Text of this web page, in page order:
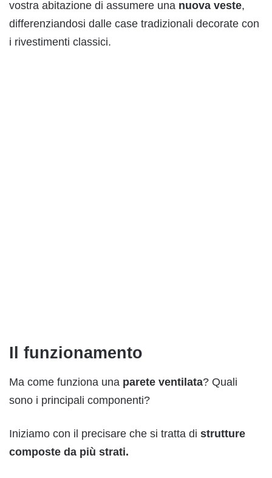
vostra abitazione di assumere una nuova veste,
differenziandosi dalle case tradizionali decorate con
i rivestimenti classici.
Il funzionamento
Ma come funziona una parete ventilata? Quali
sono i principali componenti?
Iniziamo con il precisare che si tratta di strutture
composte da più strati.